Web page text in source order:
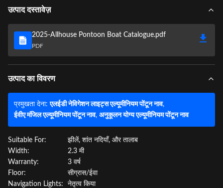
उत्पाद दस्तावेज़
2025-Allhouse Pontoon Boat Catalogue.pdf
PDF
उत्पाद का विवरण
प्रमुखता देना: एलईडी नेविगेशन लाइट्स एल्यूमीनियम पोंटून नाव,
ईवीए मंजिल एल्यूमीनियम पोंटून नाव, अनुकूलन योग्य एल्यूमीनियम पोंटून नाव
Suitable For:
झीलें, शांत नदियाँ, और तालाब
Width:
2.3 मी
Warranty:
3 वर्ष
Floor:
सीग्रास/ईवा
Navigation Lights:
नेतृत्व किया